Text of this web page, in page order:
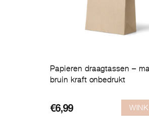
Papieren draagtassen –
bruin kraft onbedrukt
€6,99